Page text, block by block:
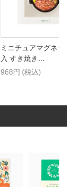
ミニチュアマグネッ
入 すき焼き…
968円 (税込)